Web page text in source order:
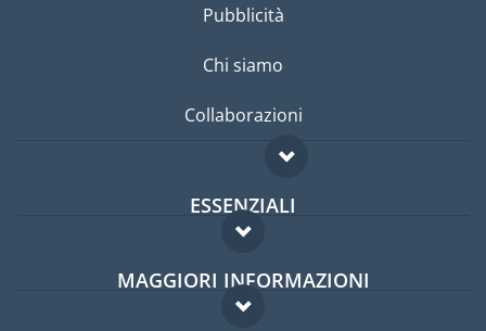
Pubblicità
Chi siamo
Collaborazioni
ESSENZIALI
Forum per expat
Guida per expat
MAGGIORI INFORMAZIONI
Domande frequenti